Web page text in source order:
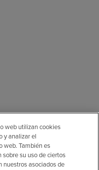
web utilizan cookies
y analizar el
web. También es
su uso de ciertos
nuestros asociados de